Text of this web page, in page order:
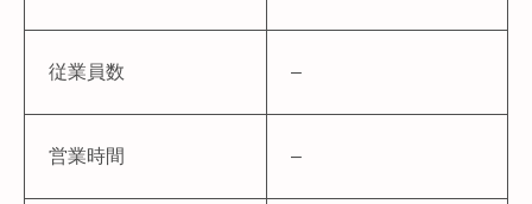
従業員数 –
営業時間 –